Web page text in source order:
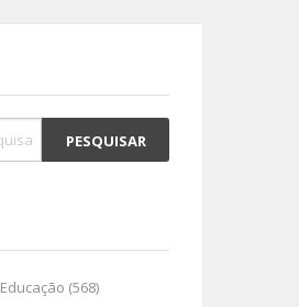
Educação (568)